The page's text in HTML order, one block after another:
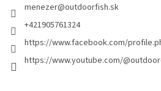
menezer@outdoorfish.sk
+421905761324
https://www.facebook.com/
https://www.youtube.com/